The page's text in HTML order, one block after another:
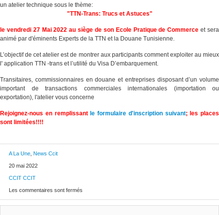
un atelier technique sous le thème:
"TTN-Trans: Trucs et Astuces"
le vendredi 27 Mai 2022 au siège de son Ecole Pratique de Commerce et sera
animé par d'éminents Experts de la TTN et la Douane Tunisienne.
L’objectif de cet atelier est de montrer aux participants comment exploiter au mieux
l' application TTN -tra​ns et l’utilité du Visa D’embarquement.
Transitaires, commissionnaires en douane et entreprises disposant d’un volume
important de transactions commerciales internationales (importation ou
exportation), l'atelier vous concerne
Rejoignez-nous en remplissant le formulaire d'inscription suivant; les places
sont limitées!!!!
A La Une News Ccit
20 mai 2022
CCIT CCIT
Les commentaires sont fermés